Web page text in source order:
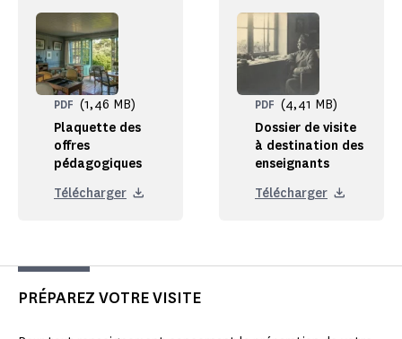
Plaquette des
offres
pédagogiques
PDF (1,46 MB)
Télécharger
Dossier de visite
à destination des
enseignants
PDF (4,41 MB)
Télécharger
PRÉPAREZ VOTRE VISITE